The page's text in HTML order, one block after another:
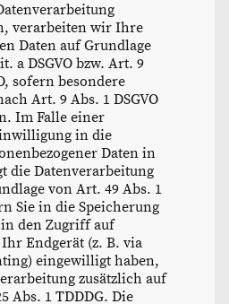
verarbeiten wir Ihre
Daten auf Grundlage
a DSGVO bzw. Art. 9
sofern besondere
Art. 9 Abs. 1 DSGVO
Im Falle einer
in die
Daten in
die Datenverarbeitung
von Art. 49 Abs. 1
Sie in die Speicherung
den Zugriff auf
Endgerät (z. B. via
eingewilligt haben,
zusätzlich auf
Abs. 1 TDDDG. Die